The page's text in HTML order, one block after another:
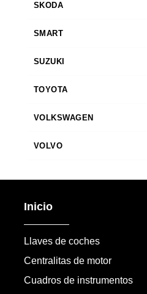
SKODA
SMART
SUZUKI
TOYOTA
VOLKSWAGEN
VOLVO
Inicio
Llaves de coches
Centralitas de motor
Cuadros de instrumentos